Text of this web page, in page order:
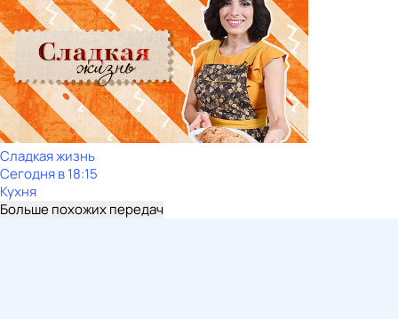
Сладкая жизнь
Сегодня в 18:15
Кухня
Больше похожих передач